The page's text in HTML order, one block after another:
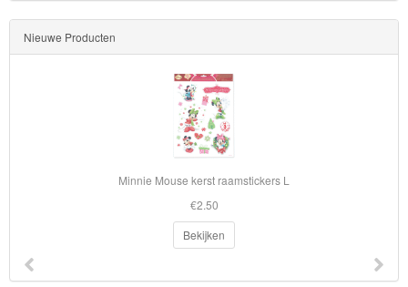
SpongeBob
Star
Trolls
Nieuwe Producten
Minnie Mouse kerst raamstickers L
€2.50
Bekijken